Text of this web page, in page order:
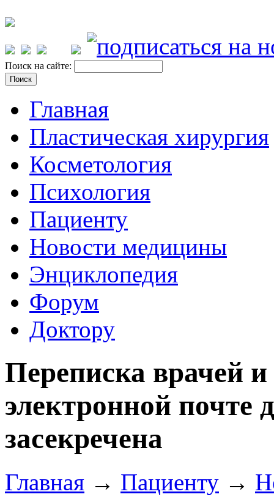
Поиск на сайте:
Главная
Пластическая хирургия
Косметология
Психология
Пациенту
Новости медицины
Энциклопедия
Форум
Доктору
Переписка врачей
электронной почте
засекречена
Главная → Пациенту →